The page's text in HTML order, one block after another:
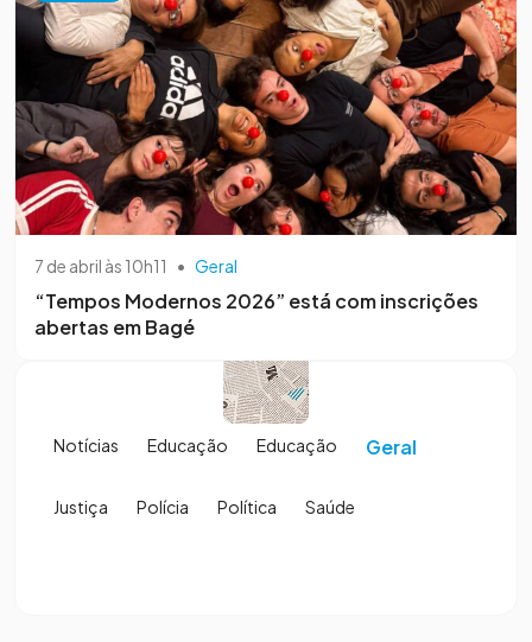
7 de abril às 10h11 • Geral
“Tempos Modernos 2026” está com inscrições
abertas em Bagé
Notícias Educação Educação Geral
Justiça Polícia Política Saúde